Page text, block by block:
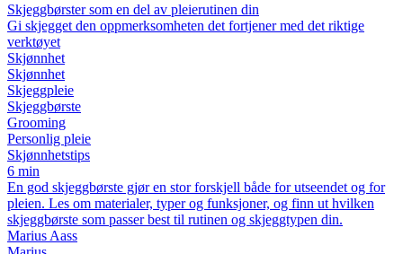
Skjeggbørster som en del av pleierutinen din
Gi skjegget den oppmerksomheten det fortjener med det riktige
verktøyet
Skjønnhet
Skjønnhet
Skjeggpleie
Skjeggbørste
Grooming
Personlig pleie
Skjønnhetstips
6 min
En god skjeggbørste gjør en stor forskjell både for utseendet og for
pleien. Les om materialer, typer og funksjoner, og finn ut hvilken
skjeggbørste som passer best til rutinen og skjeggtypen din.
Marius Aass